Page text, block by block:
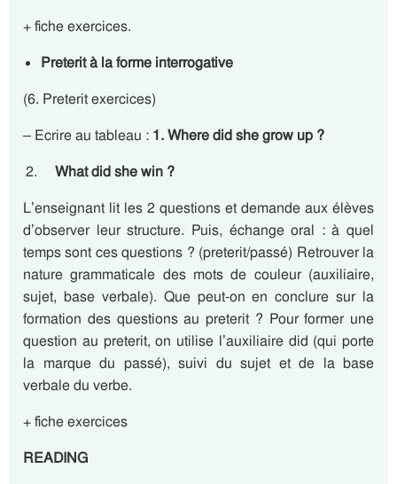
+ fiche exercices.
Preterit à la forme interrogative
(6. Preterit exercices)
– Ecrire au tableau : 1. Where did she grow up ?
What did she win ?
L’enseignant lit les 2 questions et demande aux élèves
d’observer leur structure. Puis, échange oral : à quel
temps sont ces questions ? (preterit/passé) Retrouver la
nature grammaticale des mots de couleur (auxiliaire,
sujet, base verbale). Que peut-on en conclure sur la
formation des questions au preterit ? Pour former une
question au preterit, on utilise l’auxiliaire did (qui porte
la marque du passé), suivi du sujet et de la base
verbale du verbe.
+ fiche exercices
READING